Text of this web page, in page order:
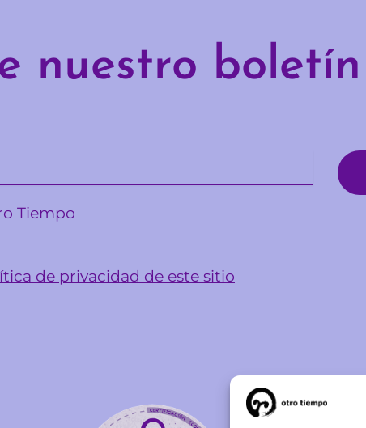
nuestro boletín
Tiempo
de privacidad de este sitio